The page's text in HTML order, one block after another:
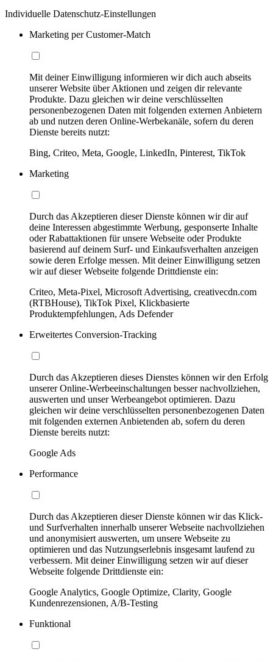
Individuelle Datenschutz-Einstellungen
Marketing per Customer-Match
Mit deiner Einwilligung informieren wir dich auch abseits
unserer Website über Aktionen und zeigen dir relevante
Produkte. Dazu gleichen wir deine verschlüsselten
personenbezogenen Daten mit folgenden externen Anbietern
ab und nutzen deren Online-Werbekanäle, sofern du deren
Dienste bereits nutzt:
Bing, Criteo, Meta, Google, LinkedIn, Pinterest, TikTok
Marketing
Durch das Akzeptieren dieser Dienste können wir dir auf
deine Interessen abgestimmte Werbung, gesponserte Inhalte
oder Rabattaktionen für unsere Webseite oder Produkte
basierend auf deinem Surf- und Einkaufsverhalten anzeigen
sowie deren Erfolge messen. Mit deiner Einwilligung setzen
wir auf dieser Webseite folgende Drittdienste ein:
Criteo, Meta-Pixel, Microsoft Advertising, creativecdn.com
(RTBHouse), TikTok Pixel, Klickbasierte
Produktempfehlungen, Ads Defender
Erweitertes Conversion-Tracking
Durch das Akzeptieren dieses Dienstes können wir den Erfolg
unserer Online-Werbeeinschaltungen besser nachvollziehen,
auswerten und unser Werbeangebot optimieren. Dazu
gleichen wir deine verschlüsselten personenbezogenen Daten
mit folgenden externen Anbietenden ab, sofern du deren
Dienste bereits nutzt:
Google Ads
Performance
Durch das Akzeptieren dieser Dienste können wir das Klick-
und Surfverhalten innerhalb unserer Webseite nachvollziehen
und anonymisiert auswerten, um unsere Webseite zu
optimieren und das Nutzungserlebnis insgesamt laufend zu
verbessern. Mit deiner Einwilligung setzen wir auf dieser
Webseite folgende Drittdienste ein:
Google Analytics, Google Optimize, Clarity, Google
Kundenrezensionen, A/B-Testing
Funktional